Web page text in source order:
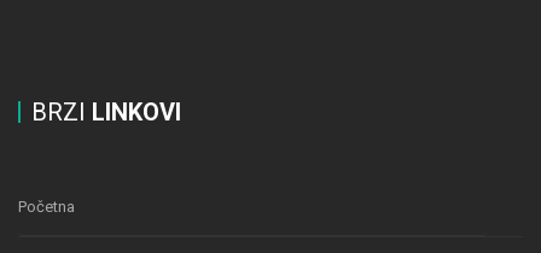
BRZI LINKOVI
Početna